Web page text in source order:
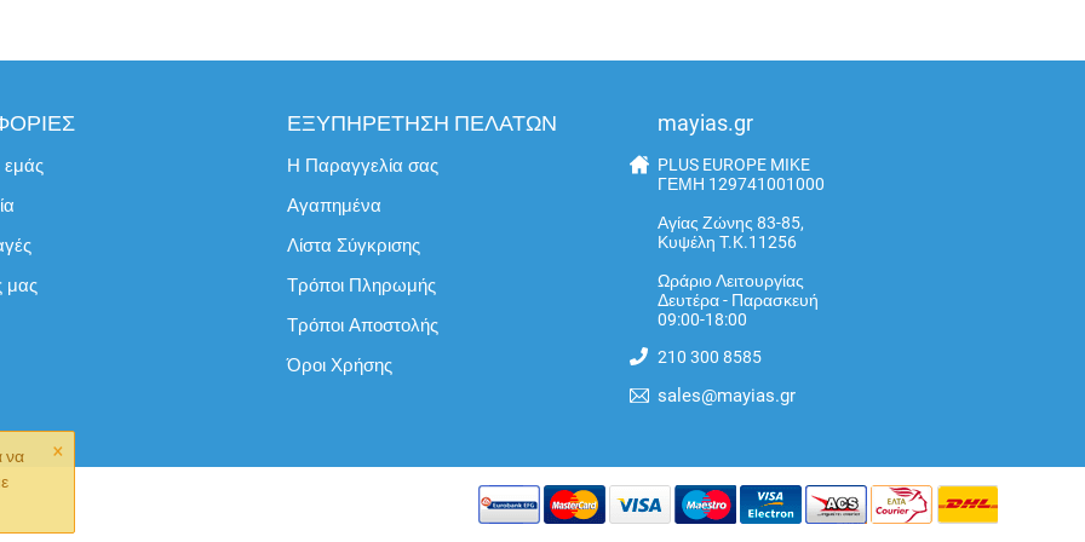
×
να
εμάς
μας
ΕΞΥΠΗΡΕΤΗΣΗ ΠΕΛΑΤΩΝ
Η Παραγγελία σας
Αγαπημένα
Λίστα Σύγκρισης
Τρόποι Πληρωμής
Τρόποι Αποστολής
Όροι Χρήσης
mayias.gr
PLUS EUROPE MIKE
ΓΕΜΗ 129741001000
Αγίας Ζώνης 83-85,
Κυψέλη T.K.11256
Ωράριο Λειτουργίας
Δευτέρα - Παρασκευή
09:00-18:00
210 300 8585
sales@mayias.gr